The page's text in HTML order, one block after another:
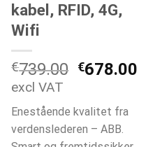
kabel, RFID, 4G,
Wifi
€739.00 Den
pris
var:
€739.00.
€678.00
excl VAT
Enestående kvalitet fra
verdenslederen – ABB.